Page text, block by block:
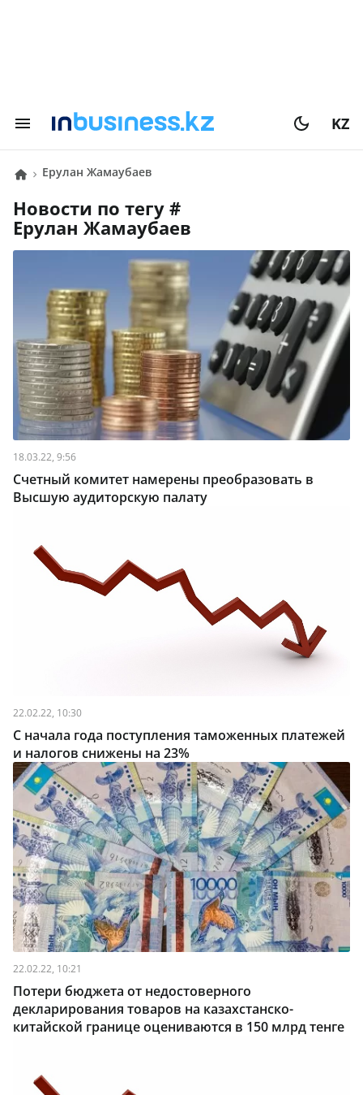
KZ
Ерулан Жамаубаев
Новости по тегу #
Ерулан Жамаубаев
18.03.22, 9:56
Счетный комитет намерены преобразовать в
Высшую аудиторскую палату
22.02.22, 10:30
С начала года поступления таможенных платежей
и налогов снижены на 23%
22.02.22, 10:21
Потери бюджета от недостоверного
декларирования товаров на казахстанско-
китайской границе оцениваются в 150 млрд тенге